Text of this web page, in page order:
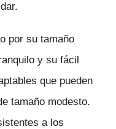
por su tamaño
y su fácil
que pueden
tamaño modesto.
a los